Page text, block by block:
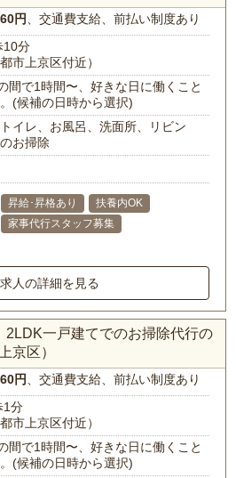
円 、交通費支給、前払い制度あり
10分
市上京区付近）
間で1時間〜、好きな日に働くこと
(候補の日時から選択)
イレ、お風呂、洗面所、リビン
お掃除
昇給･昇格あり
扶養内OK
家事代行スタッフ募集
人の詳細を見る
2LDK一戸建てでのお掃除代行の
京区）
円 、交通費支給、前払い制度あり
1分
市上京区付近）
間で1時間〜、好きな日に働くこと
(候補の日時から選択)